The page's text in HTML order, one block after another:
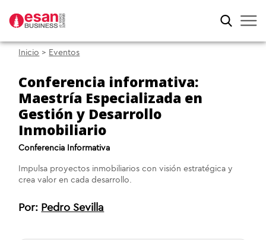
Inicio > Eventos
Conferencia informativa:
Maestría Especializada en
Gestión y Desarrollo
Inmobiliario
Conferencia Informativa
Impulsa proyectos inmobiliarios con visión estratégica y
crea valor en cada desarrollo.
Por: Pedro Sevilla